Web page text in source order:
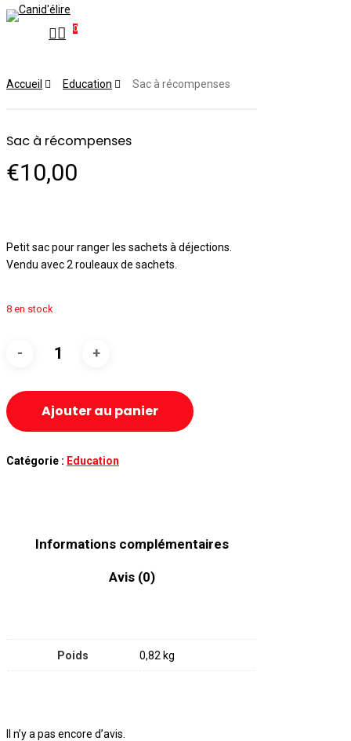
Skip
search
account
0
Close
Cart
Accueil Education Sac à récompenses
Sac à récompenses
€10,00
Petit sac pour ranger les sachets à déjections.
Vendu avec 2 rouleaux de sachets.
8 en stock
Ajouter au panier
Catégorie : Education
Informations complémentaires
Avis (0)
Poids 0,82 kg
Il n’y a pas encore d’avis.